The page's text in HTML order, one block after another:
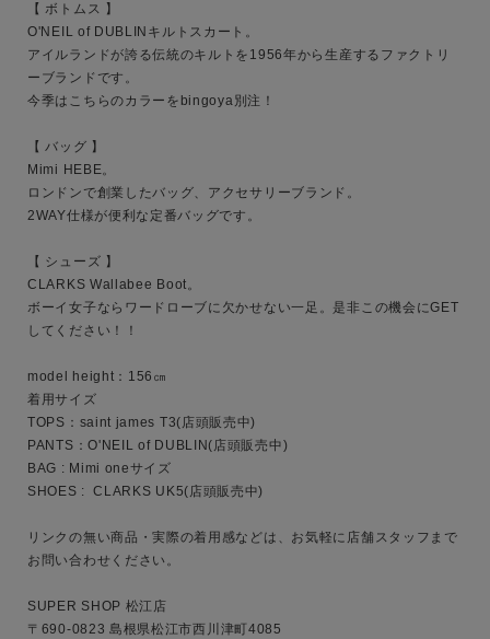
キーワード
MENS
サイズ
ブランド
【 ボトムス 】
O'NEIL of DUBLINキルトスカート。
アイルランドが誇る伝統のキルトを1956年から生産するファクトリ
ーブランドです。
今季はこちらのカラーをbingoya別注！
【 バッグ 】
Mimi HEBE。
ロンドンで創業したバッグ、アクセサリーブランド。
2WAY仕様が便利な定番バッグです。
【 シューズ 】
CLARKS Wallabee Boot。
ボーイ女子ならワードローブに欠かせない一足。是非この機会にGET
してください！！
model height：156㎝
着用サイズ
TOPS：saint james T3(店頭販売中)
PANTS：O'NEIL of DUBLIN(店頭販売中)
BAG : Mimi oneサイズ
SHOES :  CLARKS UK5(店頭販売中)
リンクの無い商品・実際の着用感などは、お気軽に店舗スタッフまで
お問い合わせください。
SUPER SHOP 松江店
〒690-0823 島根県松江市西川津町4085